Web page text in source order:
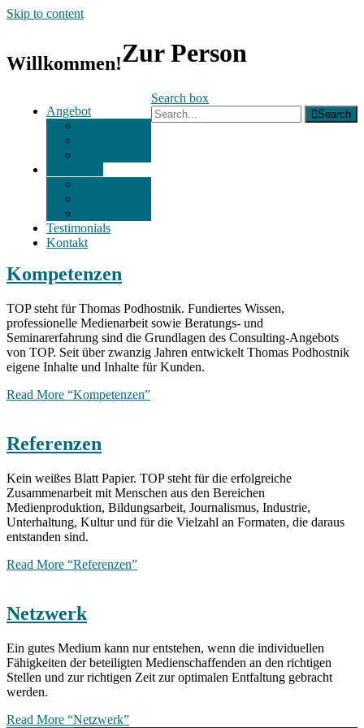
Skip to content
Willkommen!
Angebot
Testimonials
Kontakt
Search box
Search
Zur Person
Kompetenzen
TOP steht für Thomas Podhostnik. Fundiertes Wissen,
professionelle Medienarbeit sowie Beratungs- und
Seminarerfahrung sind die Grundlagen des Consulting-Angebots
von TOP. Seit über zwanzig Jahren entwickelt Thomas Podhostnik
eigene Inhalte und Inhalte für Kunden.
Read More “Kompetenzen”
Referenzen
Kein weißes Blatt Papier. TOP steht für die erfolgreiche
Zusammenarbeit mit Menschen aus den Bereichen
Medienproduktion, Bildungsarbeit, Journalismus, Industrie,
Unterhaltung, Kultur und für die Vielzahl an Formaten, die daraus
entstanden sind.
Read More “Referenzen”
Netzwerk
Ein gutes Medium kann nur entstehen, wenn die individuellen
Fähigkeiten der beteiligten Medienschaffenden an den richtigen
Stellen und zur richtigen Zeit zur optimalen Entfaltung gebracht
werden.
Read More “Netzwerk”